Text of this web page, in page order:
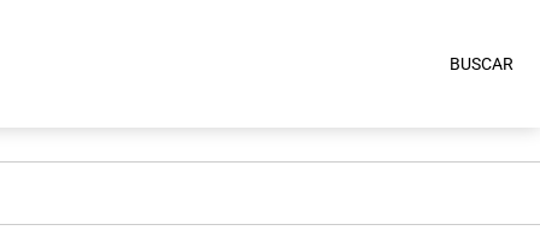
BUSCAR